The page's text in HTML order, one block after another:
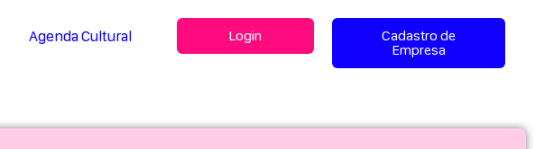
Agenda Cultural Login
Cadastro de
Empresa